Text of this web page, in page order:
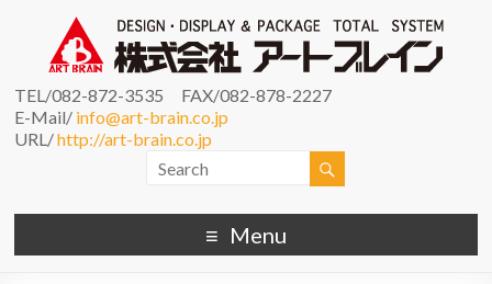
TEL/082-872-3535 FAX/082-878-2227
E-Mail/ info@art-brain.co.jp
URL/http://art-brain.co.jp
Menu